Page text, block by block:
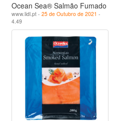
Ocean Sea® Salmão Fumado
www.lidl.pt - 25 de Outubro de 2021 -
4.49